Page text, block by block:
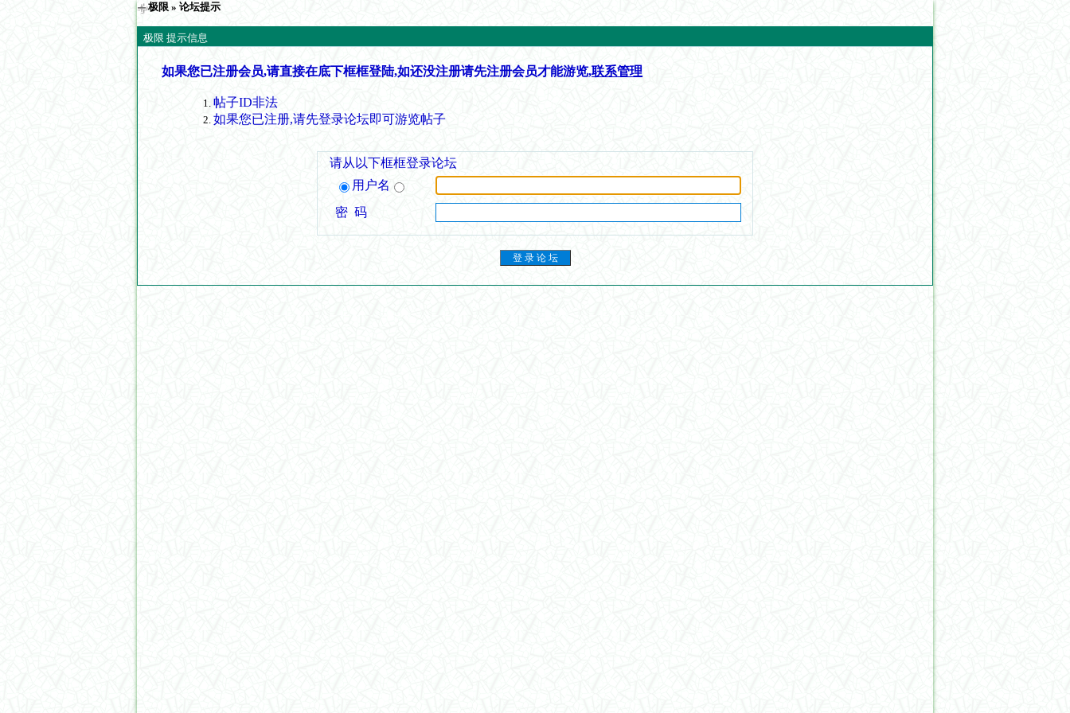
极限 » 论坛提示
极限 提示信息
如果您已注册会员,请直接在底下框框登陆,如还没注册请先注册会员才能游览,联系管理
帖子ID非法
如果您已注册,请先登录论坛即可游览帖子
请从以下框框登录论坛
用户名
密 码